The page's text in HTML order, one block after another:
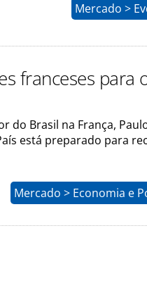
Mercado >
franceses para
do Brasil na França,
está preparado para
Mercado > Economia e